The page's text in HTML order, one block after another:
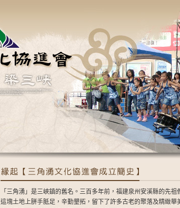
「三角湧」是三峽鎮的舊名。三百多年前，福建泉州安溪縣的先
這塊土地上胼手胝足，辛勤墾拓，留下了許多古老的聚落及精緻華